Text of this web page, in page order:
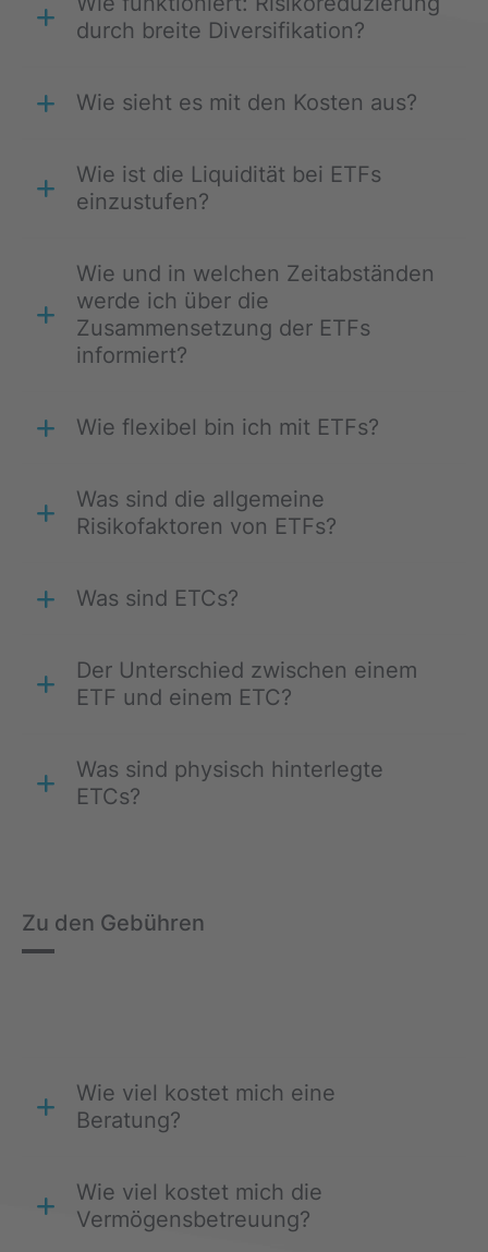
durch breite Diversifikation?
Wie sieht es mit den Kosten aus?
Wie ist die Liquidität bei ETFs
einzustufen?
Wie und in welchen Zeitabständen
werde ich über die
Zusammensetzung der ETFs
informiert?
Wie flexibel bin ich mit ETFs?
Was sind die allgemeine
Risikofaktoren von ETFs?
Was sind ETCs?
Der Unterschied zwischen einem
ETF und einem ETC?
Was sind physisch hinterlegte
ETCs?
Zu den Gebühren
Wie viel kostet mich eine
Beratung?
Wie viel kostet mich die
Vermögensbetreuung?